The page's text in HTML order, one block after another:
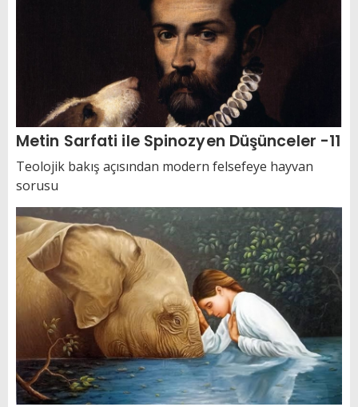
Metin Sarfati ile Spinozyen Düşünceler -11
Teolojik bakış açısından modern felsefeye hayvan
sorusu